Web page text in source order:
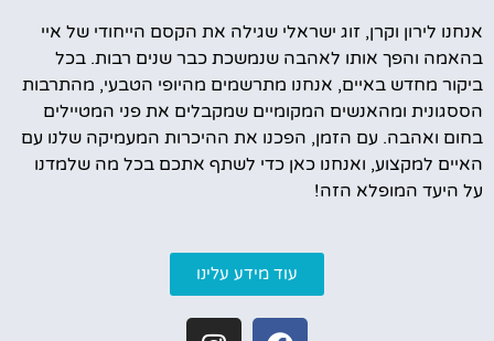
אנחנו לירון וקרן, זוג ישראלי שגילה את הקסם הייחודי של איי
בהאמה והפך אותו לאהבה שנמשכת כבר שנים רבות. בכל
ביקור מחדש באיים, אנחנו מתרשמים מהיופי הטבעי, מהתרבות
הססגונית ומהאנשים המקומיים שמקבלים את פני המטיילים
בחום ואהבה. עם הזמן, הפכנו את ההיכרות המעמיקה שלנו עם
האיים למקצוע, ואנחנו כאן כדי לשתף אתכם בכל מה שלמדנו
על היעד המופלא הזה!
עוד מידע עלינו